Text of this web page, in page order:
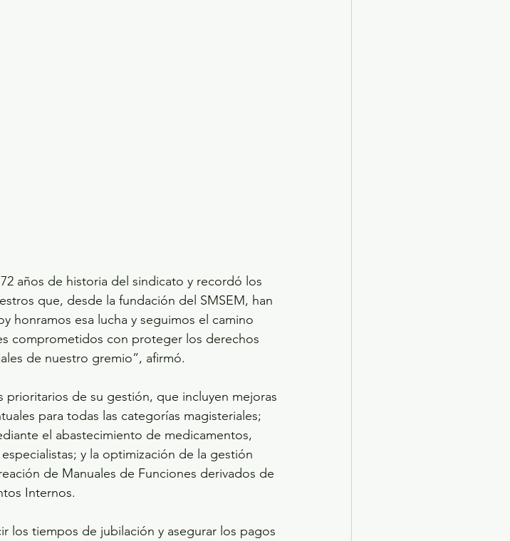
años de historia del sindicato y recordó los
que, desde la fundación del SMSEM, han
honramos esa lucha y seguimos el camino
comprometidos con proteger los derechos
de nuestro gremio”, afirmó.
de su gestión, que incluyen mejoras
para todas las categorías magisteriales;
el abastecimiento de medicamentos,
y la optimización de la gestión
de Manuales de Funciones derivados de
Internos.